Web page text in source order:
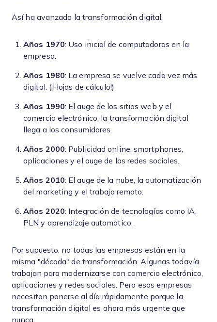
Así ha avanzado la transformación digital:
Años 1970: Uso inicial de computadoras en la
empresa.
Años 1980: La empresa se vuelve cada vez más
digital. (¡Hojas de cálculo!)
Años 1990: El auge de los sitios web y el
comercio electrónico: la transformación digital
llega a los consumidores.
Años 2000: Publicidad online, smartphones,
aplicaciones y el auge de las redes sociales.
Años 2010: El auge de la nube, la automatización
del marketing y el trabajo remoto.
Años 2020: Integración de tecnologías como IA,
PLN y aprendizaje automático.
Por supuesto, no todas las empresas están en la
misma "década" de transformación. Algunas todavía
trabajan para modernizarse con comercio electrónico,
aplicaciones y redes sociales. Pero esas empresas
necesitan ponerse al día rápidamente porque la
transformación digital es ahora más urgente que
nunca.